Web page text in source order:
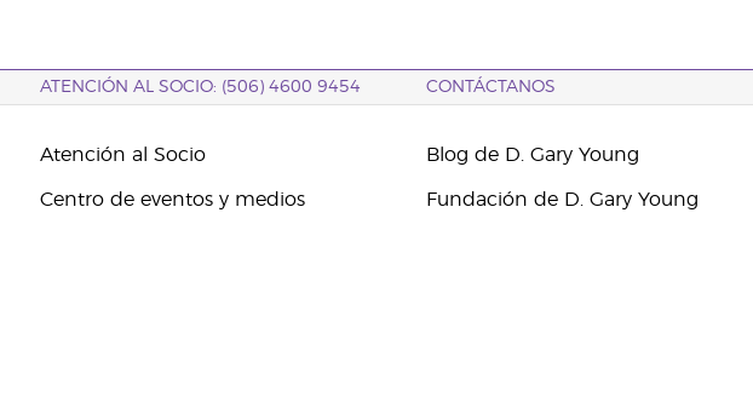
ATENCIÓN AL SOCIO: (506) 4600 9454 CONTÁCTANOS
Atención al Socio
Centro de eventos y medios
Blog de D. Gary Young
Fundación de D. Gary Young